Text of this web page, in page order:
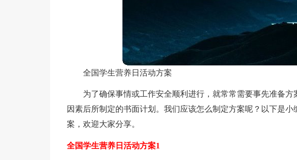
全国学生营养日活动方案
为了确保事情或工作安全顺利进行，就常常需要事先准备
因素后所制定的书面计划。我们应该怎么制定方案呢？以下是
案，欢迎大家分享。
全国学生营养日活动方案1